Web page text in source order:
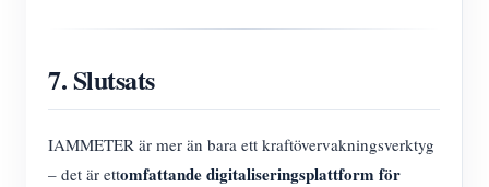
7. Slutsats
IAMMETER är mer än bara ett kraftövervakningsverktyg
– det är ettomfattande digitaliseringsplattform för